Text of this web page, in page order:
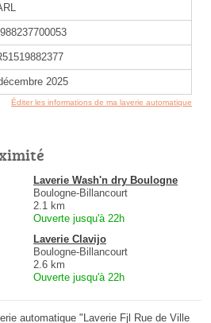
2025
Éditer les informations de ma laverie automatique
Laverie Wash'n dry Boulogne
Boulogne-Billancourt
2.1 km
Ouverte jusqu'à 22h
Laverie Clavijo
Boulogne-Billancourt
2.6 km
Ouverte jusqu'à 22h
automatique "Laverie Fjl Rue de Ville